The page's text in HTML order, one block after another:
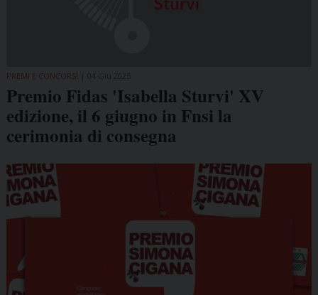
PREMI E CONCORSI
Premio Fidas 'Isabella Sturvi' XV
edizione, il 6 giugno in Fnsi la
cerimonia di consegna